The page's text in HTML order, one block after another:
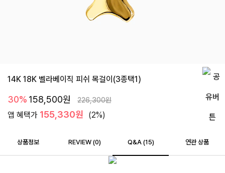
14K 18K 벨라베이직 피쉬 목걸이(3종택1)
30% 158,500원 226,300원
앱 혜택가 155,330원 (2%)
상품정보 REVIEW (0) Q&A (15) 연관 상품